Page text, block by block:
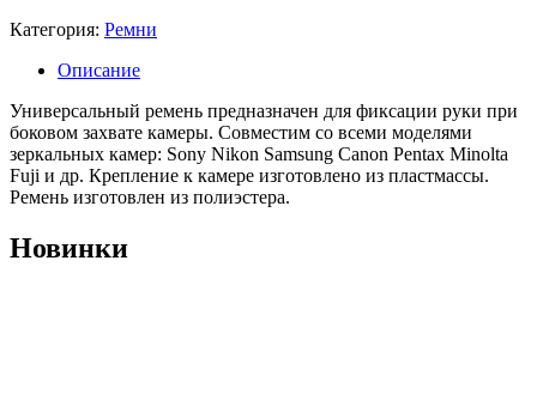
Категория: Ремни
Описание
Универсальный ремень предназначен для фиксации руки при
боковом захвате камеры. Совместим со всеми моделями
зеркальных камер: Sony Nikon Samsung Canon Pentax Minolta
Fuji и др. Крепление к камере изготовлено из пластмассы.
Ремень изготовлен из полиэстера.
Новинки